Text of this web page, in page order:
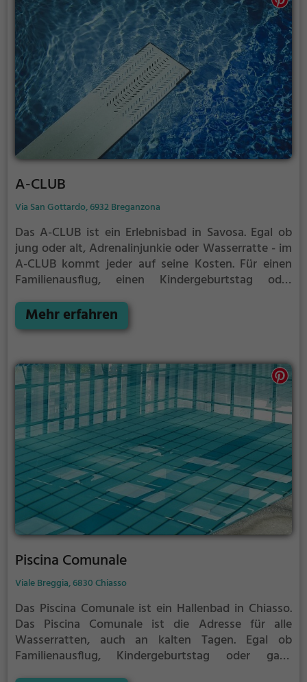
A-CLUB
Via San Gottardo, 6932 Breganzona
Das A-CLUB ist ein Erlebnisbad in Savosa. Egal ob
jung oder alt, Adrenalinjunkie oder Wasserratte - im
A-CLUB kommt jeder auf seine Kosten. Für einen
Familienausflug, einen Kindergeburtstag oder
richtige Adresse.
Mehr erfahren
Piscina Comunale
Viale Breggia, 6830 Chiasso
Das Piscina Comunale ist ein Hallenbad in Chiasso.
Das Piscina Comunale ist die Adresse für alle
Wasserratten, auch an kalten Tagen. Egal ob
Familienausflug, Kindergeburtstag oder ganz